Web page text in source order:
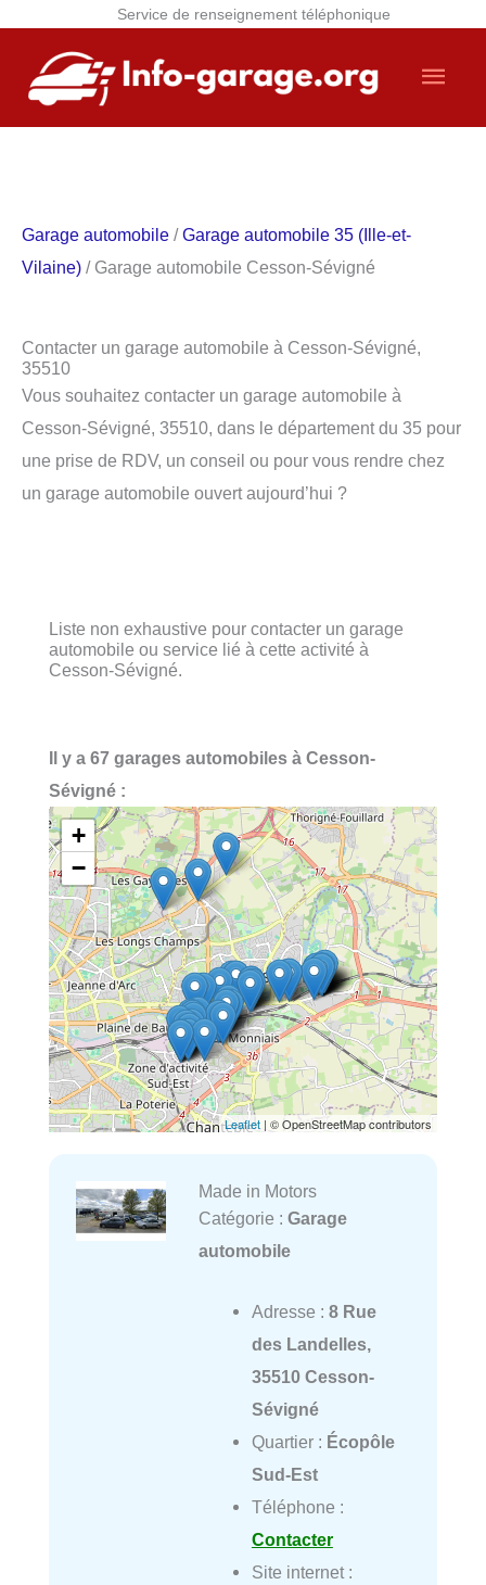
Service de renseignement téléphonique
contenu
Garage automobile /Garage automobile 35 (Ille-et-
Vilaine) / Garage automobile Cesson-Sévigné
Contacter un garage automobile à Cesson-Sévigné,
35510
Vous souhaitez contacter un garage automobile à
Cesson-Sévigné, 35510, dans le département du 35 pour
une prise de RDV, un conseil ou pour vous rendre chez
un garage automobile ouvert aujourd’hui ?
Liste non exhaustive pour contacter un garage
automobile ou service lié à cette activité à
Cesson-Sévigné.
Il y a 67 garages automobiles à Cesson-
Sévigné :
+
−
Leaflet | © OpenStreetMap contributors
Made in Motors
Catégorie : Garage
automobile
Adresse : 8 Rue
des Landelles,
35510 Cesson-
Sévigné
Quartier : Écopôle
Sud-Est
Téléphone :
Contacter
Site internet :